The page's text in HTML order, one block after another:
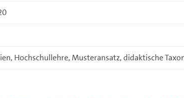
Hochschullehre, Musteransatz, didaktische